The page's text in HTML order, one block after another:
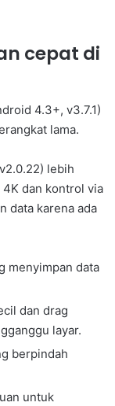
cepat di
4.3+, v3.7.1)
lama.
lebih
4K dan kontrol via
data karena ada
menyimpan data
dan drag
layar.
berpindah
untuk